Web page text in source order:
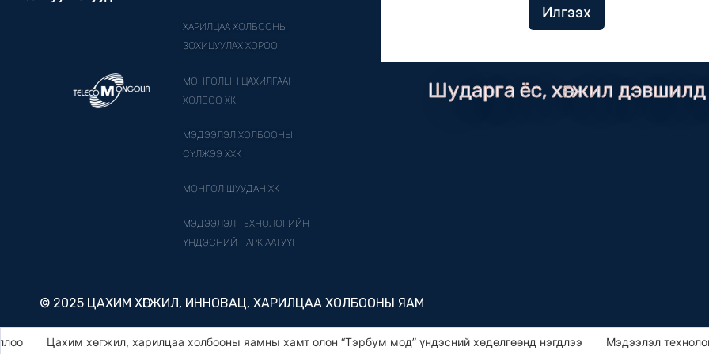
Цахим хөгжил, харилцаа холбооны яамны хамт олон “Тэрбум мод” үндэсний хөдөлгөөнд нэгдлээ Мэдээлэл технологийн
ХАРИЛЦАА ХОЛБООНЫ
ЗОХИЦУУЛАХ ХОРОО
МОНГОЛЫН ЦАХИЛГААН
ХОЛБОО ХК
МЭДЭЭЛЭЛ ХОЛБООНЫ
СҮЛЖЭЭ ХХК
МОНГОЛ ШУУДАН ХК
МЭДЭЭЛЭЛ ТЕХНОЛОГИЙН
ҮНДЭСНИЙ ПАРК ААТУҮГ
Илгээх
Шударга ёс, хөгжил дэвшилд
© 2025 ЦАХИМ ХӨГЖИЛ, ИННОВАЦ, ХАРИЛЦАА ХОЛБООНЫ ЯАМ